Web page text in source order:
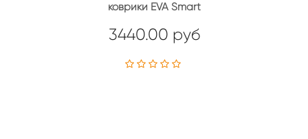
коврики EVA Smart
3440.00 руб